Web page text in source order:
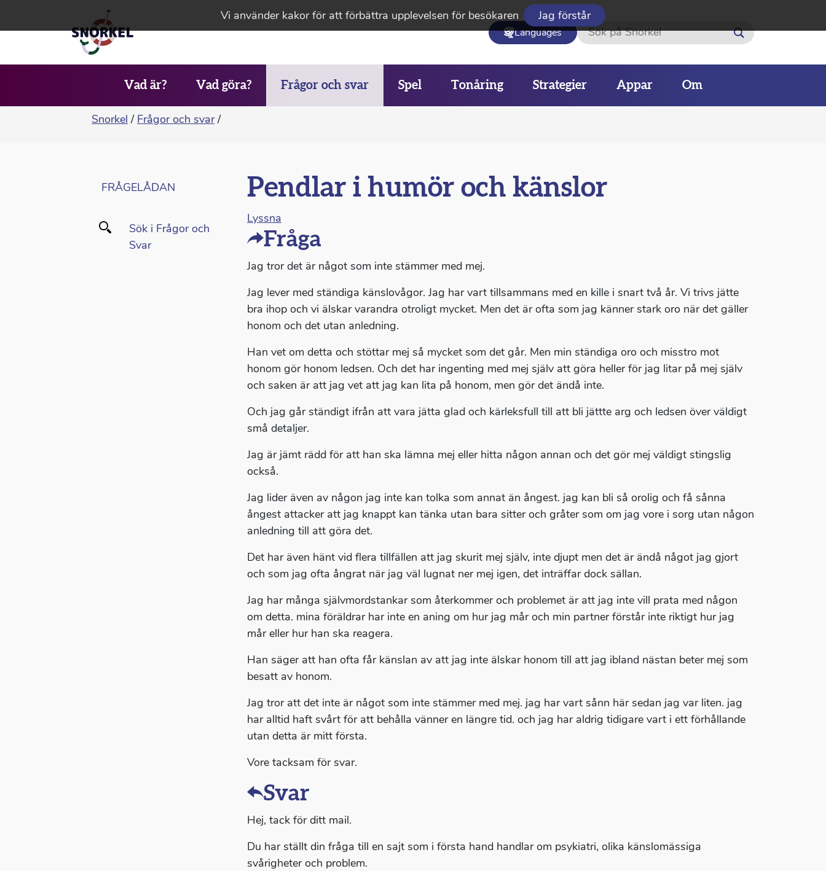
Vi använder kakor för att förbättra upplevelsen för besökaren Jag förstår
Languages Sök
Vad är? Vad göra? Frågor och svar Spel Tonåring Strategier Appar Om
Snorkel / Frågor och svar /
FRÅGELÅDAN
Sök i Frågor och
Svar
Pendlar i humör och känslor
Lyssna
Fråga
Jag tror det är något som inte stämmer med mej.
Jag lever med ständiga känslovågor. Jag har vart tillsammans med en kille i snart två år. Vi trivs jätte
bra ihop och vi älskar varandra otroligt mycket. Men det är ofta som jag känner stark oro när det gäller
honom och det utan anledning.
Han vet om detta och stöttar mej så mycket som det går. Men min ständiga oro och misstro mot
honom gör honom ledsen. Och det har ingenting med mej själv att göra heller för jag litar på mej själv
och saken är att jag vet att jag kan lita på honom, men gör det ändå inte.
Och jag går ständigt ifrån att vara jätta glad och kärleksfull till att bli jättte arg och ledsen över väldigt
små detaljer.
Jag är jämt rädd för att han ska lämna mej eller hitta någon annan och det gör mej väldigt stingslig
också.
Jag lider även av någon jag inte kan tolka som annat än ångest. jag kan bli så orolig och få sånna
ångest attacker att jag knappt kan tänka utan bara sitter och gråter som om jag vore i sorg utan någon
anledning till att göra det.
Det har även hänt vid flera tillfällen att jag skurit mej själv, inte djupt men det är ändå något jag gjort
och som jag ofta ångrat när jag väl lugnat ner mej igen, det inträffar dock sällan.
Jag har många självmordstankar som återkommer och problemet är att jag inte vill prata med någon
om detta. mina föräldrar har inte en aning om hur jag mår och min partner förstår inte riktigt hur jag
mår eller hur han ska reagera.
Han säger att han ofta får känslan av att jag inte älskar honom till att jag ibland nästan beter mej som
besatt av honom.
Jag tror att det inte är något som inte stämmer med mej. jag har vart sånn här sedan jag var liten. jag
har alltid haft svårt för att behålla vänner en längre tid. och jag har aldrig tidigare vart i ett förhållande
utan detta är mitt första.
Vore tacksam för svar.
Svar
Hej, tack för ditt mail.
Du har ställt din fråga till en sajt som i första hand handlar om psykiatri, olika känslomässiga
svårigheter och problem.